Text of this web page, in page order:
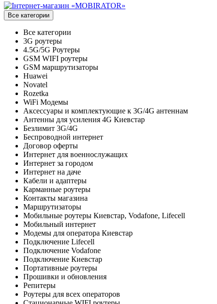
Все категории
Все категории
3G роутеры
4.5G/5G Роутеры
GSM WIFI роутеры
GSM маршрутизаторы
Huawei
Novatel
Rozetka
WiFi Модемы
Аксессуары и комплектующие к 3G/4G антеннам
Антенны для усиления 4G Киевстар
Безлимит 3G/4G
Беспроводной интернет
Договор оферты
Интернет для военнослужащих
Интернет за городом
Интернет на даче
Кабели и адаптеры
Карманные роутеры
Контакты магазина
Маршрутизаторы
Мобильные роутеры Киевстар, Vodafone, Lifecell
Мобильный интернет
Модемы для оператора Киевстар
Подключение Lifecell
Подключение Vodafone
Подключение Киевстар
Портативные роутеры
Прошивки и обновления
Репитеры
Роутеры для всех операторов